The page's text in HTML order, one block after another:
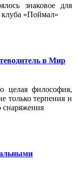
знаковое для
«Поймал»
в Мир
целая философия,
только терпения и
снаряжения